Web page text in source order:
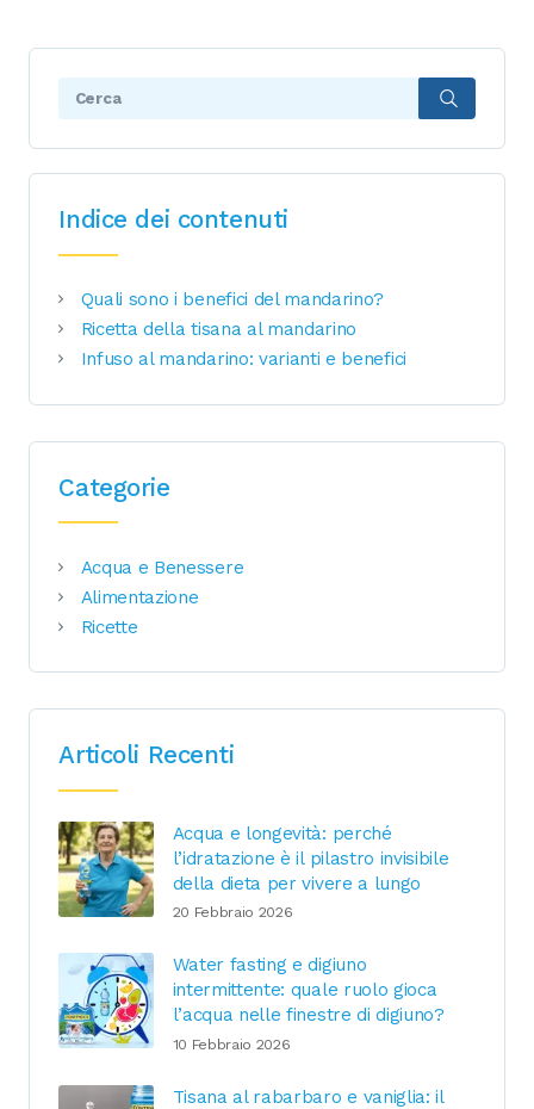
Search:
Indice dei contenuti
Quali sono i benefici del mandarino?
Ricetta della tisana al mandarino
Infuso al mandarino: varianti e benefici
Categorie
Acqua e Benessere
Alimentazione
Ricette
Articoli Recenti
Acqua e longevità: perché
l’idratazione è il pilastro invisibile
della dieta per vivere a lungo
20 Febbraio 2026
Water fasting e digiuno
intermittente: quale ruolo gioca
l’acqua nelle finestre di digiuno?
10 Febbraio 2026
Tisana al rabarbaro e vaniglia: il